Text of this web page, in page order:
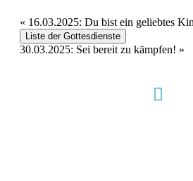
« 16.03.2025: Du bist ein geliebtes
Liste der Gottesdienste
30.03.2025: Sei bereit zu kämpfen! »